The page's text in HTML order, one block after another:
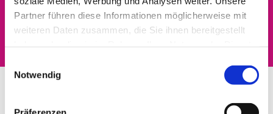
Partner führen diese Informationen möglicherweise mit
weiteren Daten zusammen, die Sie ihnen bereitgestellt
Notwendig
Dies könnte Sie auch
interessieren